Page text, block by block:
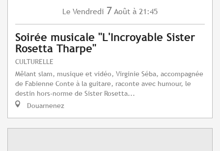
Le Vendredi 7 Août à 21:45
Soirée musicale "L'Incroyable Sister
Rosetta Tharpe"
CULTURELLE
Mêlant slam, musique et vidéo, Virginie Séba, accompagnée
de Fabienne Conte à la guitare, raconte avec humour, le
destin hors-norme de Sister Rosetta...
Douarnenez